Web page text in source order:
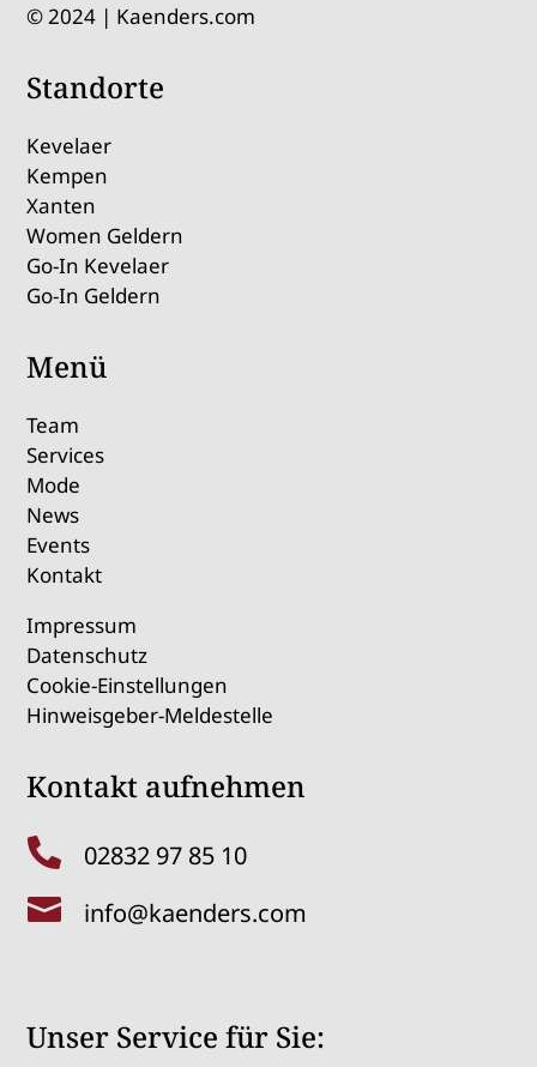
© 2024 | Kaenders.com
Standorte
Kevelaer
Kempen
Xanten
Women Geldern
Go-In Kevelaer
Go-In Geldern
Menü
Team
Services
Mode
News
Events
Kontakt
Impressum
Datenschutz
Cookie-Einstellungen
Hinweisgeber-Meldestelle
Kontakt aufnehmen
 02832 97 85 10
 info@kaenders.com
Unser Service für Sie: